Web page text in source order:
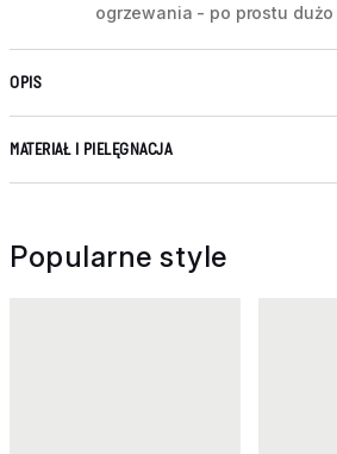
ogrzewania - po prostu
OPIS
MATERIAŁ I PIELĘGNACJA
Popularne style